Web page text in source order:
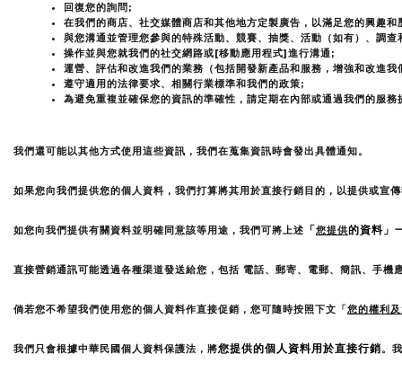
回復您的詢問;
在我們的商店、社交媒體商店和其他地方定製廣告，以滿足您的興趣和
與您溝通並管理您參與的特殊活動、競賽、抽獎、活動（如有）、調查
操作並與您就我們的社交網路或[移動應用程式]進行溝通;
運營、評估和改進我們的業務（包括開發新產品和服務，增強和改進
遵守適用的法律要求、相關行業標準和我們的政策;
為避免重複並確保您的資訊的準確性，請定期在內部或通過我們的服
我們還可能以其他方式使用這些資訊，我們在蒐集資訊時會發出具體通知。
如果您向我們提供您的個人資料，我們打算將其用於直接行銷目的，以提供或宣
如您向我們提供有關資料並明確同意該等用途，我們可將上述 「 您提供的資料」
直接營銷通訊可能透過各種渠道發送給您，包括 電話、郵寄、電郵、簡訊、手
倘若您不希望我們使用您的個人資料作直接促銷，您可隨時按照下文「您的權利
我們只會根據中華民國個人資料保護法，將您提供的個人資料用於直接行銷。